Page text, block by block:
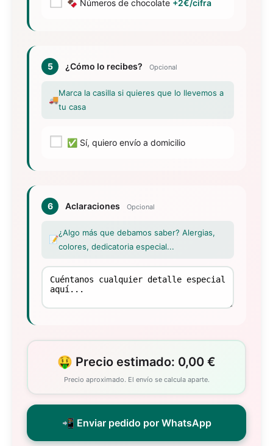
🍫 Números de chocolate +2€/cifra
5 ¿Cómo lo recibes? Opcional
🚚
Marca la casilla si quieres que lo llevemos a
tu casa
✅ Sí, quiero envío a domicilio
6 Aclaraciones Opcional
📝
¿Algo más que debamos saber? Alergias,
colores, dedicatoria especial...
🤑 Precio estimado: 0,00 €
Precio aproximado. El envío se calcula aparte.
📲 Enviar pedido por WhatsApp